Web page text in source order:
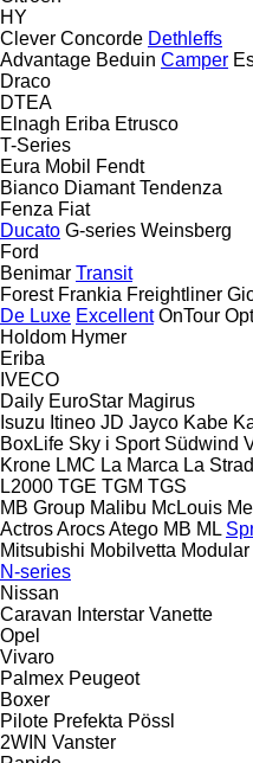
HY
Clever Concorde Dethleffs
Advantage Beduin Camper
Draco
DTEA
Elnagh Eriba Etrusco
T-Series
Eura Mobil
Fendt
Bianco Diamant Tendenza
Fenza Fiat
Ducato G-series Weinsberg
Ford
Benimar Transit
Forest Frankia Freightliner
De Luxe Excellent OnTour
Holdom Hymer
Eriba
IVECO
Daily EuroStar Magirus
Isuzu Itineo JD Jayco Kabe
BoxLife Sky i Sport Südwind
Krone LMC La Marca La
L2000 TGE TGM TGS
MB Group Malibu McLouis
ActrosArocsAtego MB ML
Mitsubishi Mobilvetta Modular
N-series
Nissan
Caravan Interstar Vanette
Opel
Vivaro
Palmex Peugeot
Boxer
Pilote Prefekta Pössl
2WIN Vanster